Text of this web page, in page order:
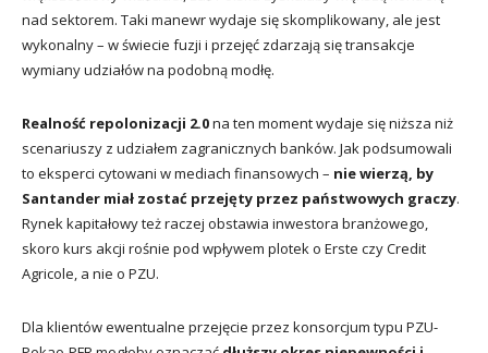
nad sektorem. Taki manewr wydaje się skomplikowany, ale jest
wykonalny – w świecie fuzji i przejęć zdarzają się transakcje
wymiany udziałów na podobną modłę.
Realność repolonizacji 2.0na ten moment wydaje się niższa niż
scenariuszy z udziałem zagranicznych banków. Jak podsumowali
to eksperci cytowani w mediach finansowych – nie wierzą, by
Santander miał zostać przejęty przez państwowych graczy.
Rynek kapitałowy też raczej obstawia inwestora branżowego,
skoro kurs akcji rośnie pod wpływem plotek o Erste czy Credit
Agricole, a nie o PZU.
Dla klientów ewentualne przejęcie przez konsorcjum typu PZU-